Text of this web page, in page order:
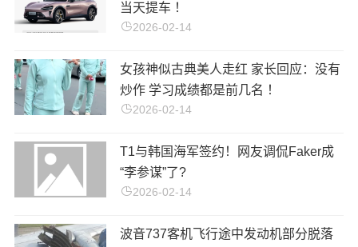
当天提车 ！
2026-02-14
女孩神似古典美人走红 家长回应：没有
炒作 学习成绩都是前几名 ！
2026-02-14
T1与韩国海军签约！网友调侃Faker成
“李参谋”了?
2026-02-14
波音737客机飞行途中发动机部分脱落